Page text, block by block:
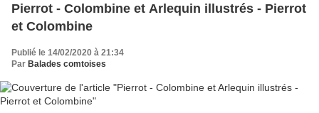
Pierrot - Colombine et Arlequin illustrés - Pierrot
et Colombine
Publié le 14/02/2020 à 21:34
Par Balades comtoises